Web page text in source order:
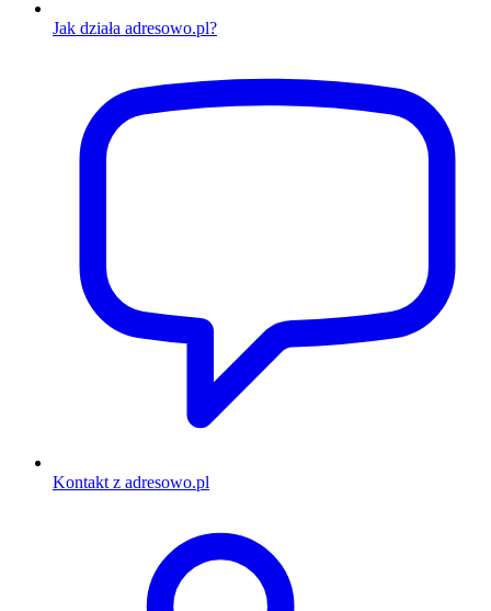
Jak działa adresowo.pl?
Kontakt z adresowo.pl